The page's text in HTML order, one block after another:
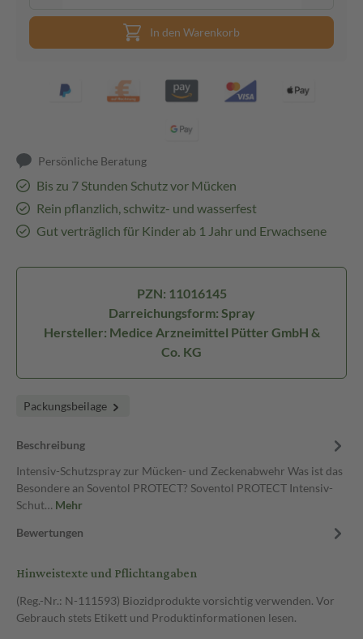
In den Warenkorb
Persönliche Beratung
Bis zu 7 Stunden Schutz vor Mücken
Rein pflanzlich, schwitz- und wasserfest
Gut verträglich für Kinder ab 1 Jahr und Erwachsene
PZN: 11016145
Darreichungsform: Spray
Hersteller: Medice Arzneimittel Pütter GmbH &
Co. KG
Packungsbeilage
Beschreibung
Intensiv-Schutzspray zur Mücken- und Zeckenabwehr Was ist das
Besondere an Soventol PROTECT? Soventol PROTECT Intensiv-
Schut… Mehr
Bewertungen
Hinweistexte und Pflichtangaben
(Reg.-Nr.: N-111593) Biozidprodukte vorsichtig verwenden. Vor
Gebrauch stets Etikett und Produktinformationen lesen.